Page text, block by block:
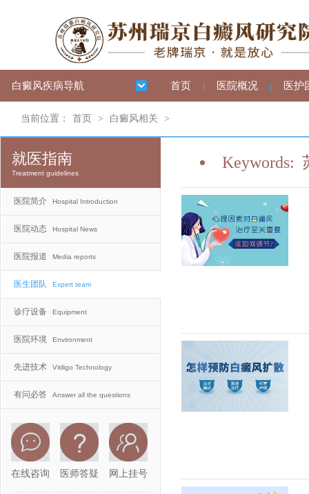
白癜风疾病导航 首页 | 医院概况 | 医护
当前位置： 首页 > 白癜风相关 >
就医指南
Treatment guidelines
医院简介 Hospital Introduction
医院动态 Hospital News
医院报道 Media reports
医生团队 Expert team
诊疗设备 Equipment
医院环境 Environment
先进技术 Vitiligo Technology
有问必答 Answer all the questions
在线咨询 医师答疑 网上挂号
Keywords: